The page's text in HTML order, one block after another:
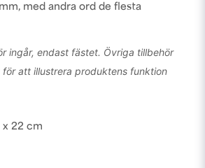
med andra ord de flesta
ingår, endast fästet. Övriga tillbehör
att illustrera produktens funktion
x 22 cm